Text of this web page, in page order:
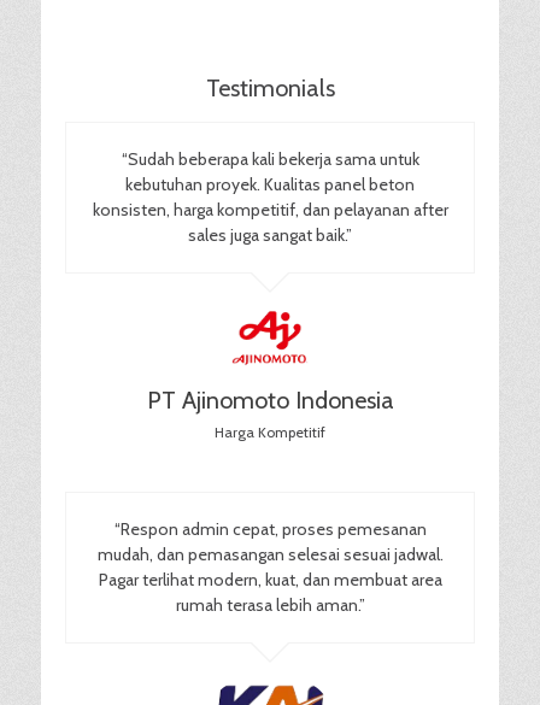
Testimonials
“Sudah beberapa kali bekerja sama untuk
kebutuhan proyek. Kualitas panel beton
konsisten, harga kompetitif, dan pelayanan after
sales juga sangat baik.”
PT Ajinomoto Indonesia
Harga Kompetitif
“Respon admin cepat, proses pemesanan
mudah, dan pemasangan selesai sesuai jadwal.
Pagar terlihat modern, kuat, dan membuat area
rumah terasa lebih aman.”